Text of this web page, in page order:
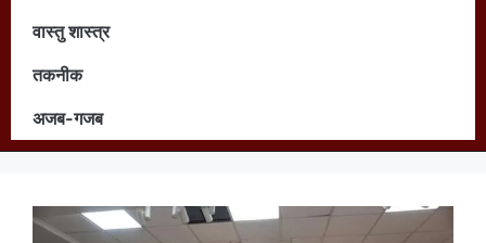
वास्तु शास्त्र
तकनीक
अजब-गजब